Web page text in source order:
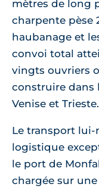
mètres de long
charpente pèse
haubanage et
convoi total
vingts ouvriers
construire dans
Venise et Trieste.
Le transport
logistique
le port de
chargée sur